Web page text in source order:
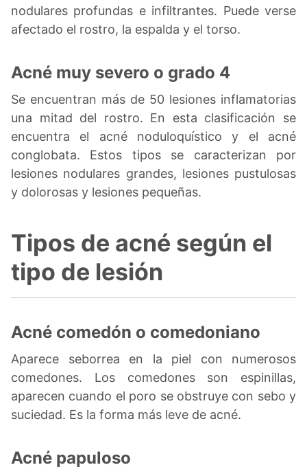
nodulares profundas e infiltrantes. Puede verse
afectado el rostro, la espalda y el torso.
Acné muy severo o grado 4
Se encuentran más de 50 lesiones inflamatorias
una mitad del rostro. En esta clasificación se
encuentra el acné noduloquístico y el acné
conglobata. Estos tipos se caracterizan por
lesiones nodulares grandes, lesiones pustulosas
y dolorosas y lesiones pequeñas.
Tipos de acné según el
tipo de lesión
Acné comedón o comedoniano
Aparece seborrea en la piel con numerosos
comedones. Los comedones son espinillas,
aparecen cuando el poro se obstruye con sebo y
suciedad. Es la forma más leve de acné.
Acné papuloso